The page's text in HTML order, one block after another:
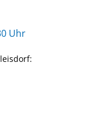
Uhr